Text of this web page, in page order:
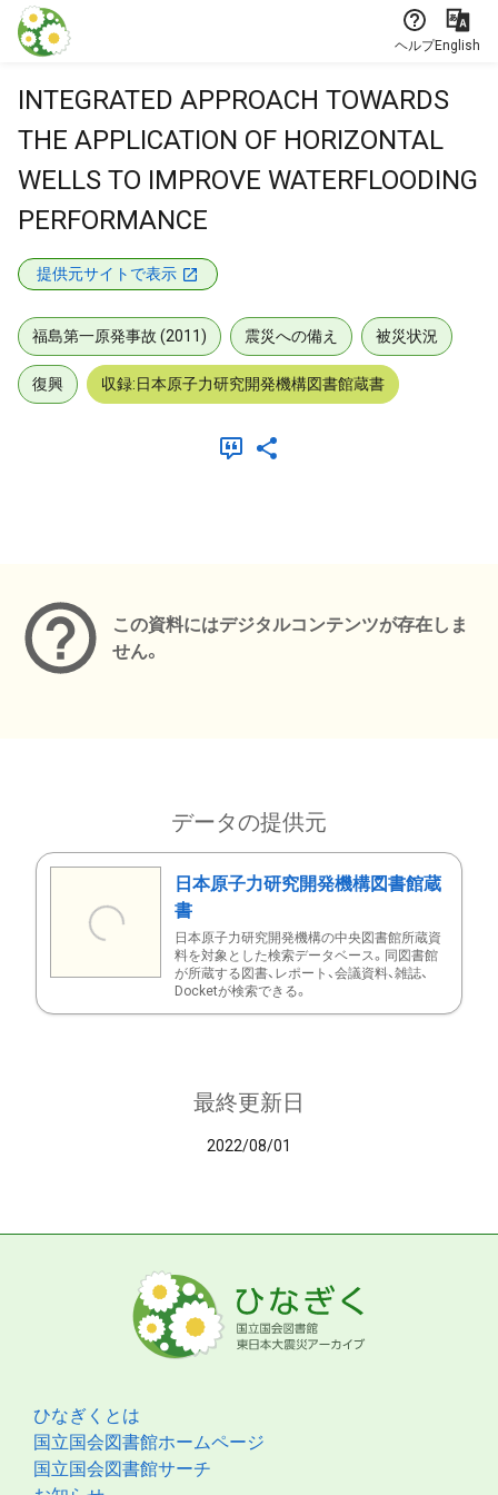
本文に飛ぶ
ヘルプEnglish
INTEGRATED APPROACH TOWARDS
THE APPLICATION OF HORIZONTAL
WELLS TO IMPROVE WATERFLOODING
PERFORMANCE
提供元サイトで表示
福島第一原発事故 (2011) 震災への備え 被災状況
復興 収録:日本原子力研究開発機構図書館蔵書
この資料にはデジタルコンテンツが存在しま
せん。
データの提供元
日本原子力研究開発機構図書館蔵
書
日本原子力研究開発機構の中央図書館所蔵資
料を対象とした検索データベース。同図書館
が所蔵する図書、レポート、会議資料、雑誌、
Docketが検索できる。
最終更新日
2022/08/01
ひなぎくとは
国立国会図書館ホームページ
国立国会図書館サーチ